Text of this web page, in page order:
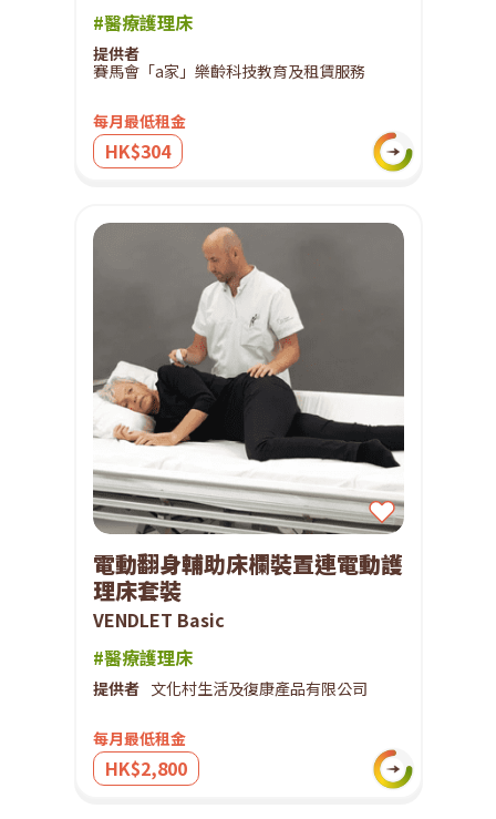
#醫療護理床
提供者
賽馬會「a家」樂齡科技教育及租賃服務
每月最低租金
HK$304
電動翻身輔助床欄裝置連電動護
理床套裝
VENDLET Basic
#醫療護理床
提供者 文化村生活及復康產品有限公司
每月最低租金
HK$2,800